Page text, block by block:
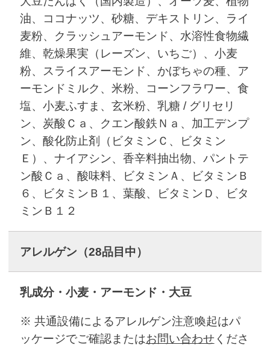
油、ココナッツ、砂糖、デキストリン、ライ
麦粉、クラッシュアーモンド、水溶性食物繊
維、乾燥果実（レーズン、いちご）、小麦
粉、スライスアーモンド、かぼちゃの種、ア
ーモンドミルク、米粉、コーンフラワー、食
塩、小麦ふすま、玄米粉、乳糖 / グリセリ
ン、炭酸Ｃａ、クエン酸鉄Ｎａ、加工デンプ
ン、酸化防止剤（ビタミンＣ、ビタミン
Ｅ）、ナイアシン、香辛料抽出物、パントテ
ン酸Ｃａ、酸味料、ビタミンＡ、ビタミンＢ
６、ビタミンＢ１、葉酸、ビタミンＤ、ビタ
ミンＢ１２
アレルゲン （28品目中）
乳成分・小麦・アーモンド・大豆
※ 共通設備によるアレルゲン注意喚起はパ
ッケージでご確認またはお問い合わせ くださ